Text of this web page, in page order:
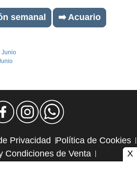
semanal ➡️ Acuario
Junio
Privacidad
Política de Cookies
Condiciones de Venta
X